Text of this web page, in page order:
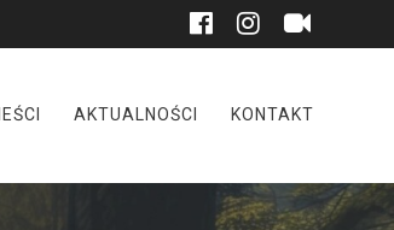
AKTUALNOŚCI KONTAKT